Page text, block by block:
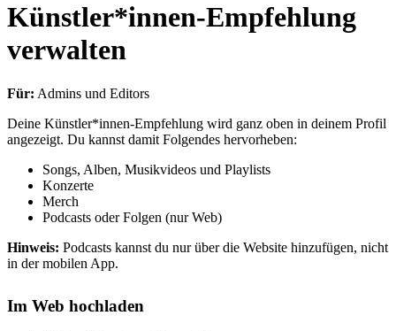
Künstler*innen-Empfehlung
verwalten
Für: Admins und Editors
Deine Künstler*innen-Empfehlung wird ganz oben in deinem Profil
angezeigt. Du kannst damit Folgendes hervorheben:
Songs, Alben, Musikvideos und Playlists
Konzerte
Merch
Podcasts oder Folgen (nur Web)
Hinweis: Podcasts kannst du nur über die Website hinzufügen, nicht
in der mobilen App.
Im Web hochladen